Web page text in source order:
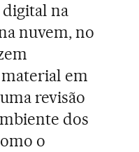
digital na
nuvem, no
em
revisão
dos
o